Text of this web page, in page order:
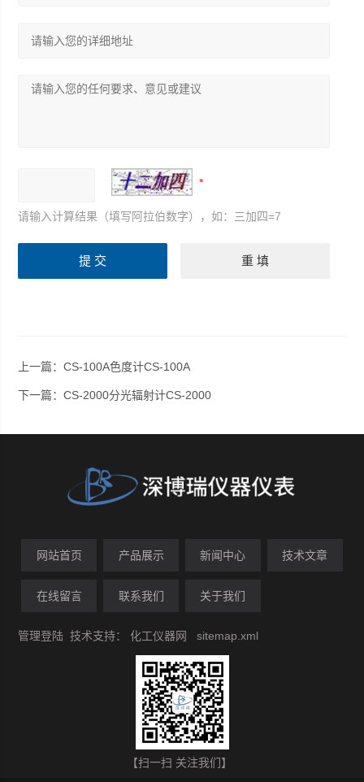
请输入计算结果（填写阿拉伯数字），如：三加四=7
上一篇：CS-100A色度计CS-100A
下一篇：CS-2000分光辐射计CS-2000
网站首页 产品展示 新闻中心 技术文章
在线留言 联系我们 关于我们
管理登陆 技术支持：化工仪器网 sitemap.xml
【扫一扫 关注我们】